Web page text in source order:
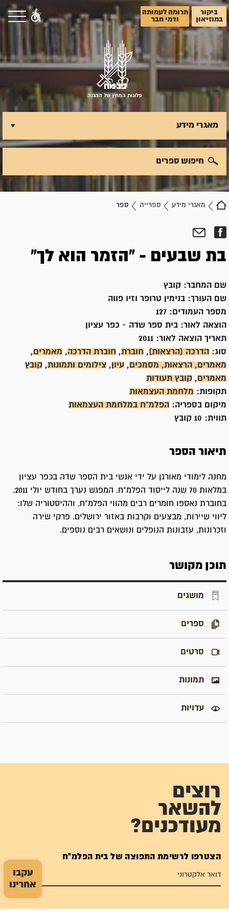
עקבו
אחרינו
ביקור
במוזיאון
תרומה לעמותה
ודמי חבר
פלוגות המחץ של ההגנה
מאגרי מידע ספרייה ספר
מאגרי מידע
חיפוש ספרים
בת שבעים - "הזמר הוא לך"
שם המחבר: קובץ
שם העורך: בנימין טרופר וזיו פווה
מספר העמודים: 127
הוצאה לאור: בית ספר שדה - כפר עציון
תאריך הוצאה לאור:
סוג:
הדרכה (הרצאות), חוברת, חוברת הדרכה, מאמרים ,
מאמרים, הרצאות, מסמכים , עיון , צילומים ותמונות, קובץ
מאמרים , קובץ תעודות
תקופות: מלחמת העצמאות
מיקום בספריה:
הפלמ"ח במלחמת העצמאות
תווית: 10 קובץ
תיאור הספר
מחנה לימודי מאורגן על ידי אנשי בית הספר שדה בכפר עציון
במלאות 70 שנה לייסוד הפלמ"ח. המפגש נערך בחודש יולי 2011.
בחוברת נאספו חומרים רבים מהווי הפלמ"ח, וההיסטוריה שלו:
ליווי שיירות, מבצעים וקרבות באזור ירושלים. פרקי שירה
וזכרונות, עזבונות הנופלים ונושאים רבים נוספים.
תוכן מקושר
מושגים
ספרים
סרטים
תמונות
עדויות
רוצים
להשאר
מעודכנים?
הצטרפו לרשימת התפוצה של בית הפלמ"ח